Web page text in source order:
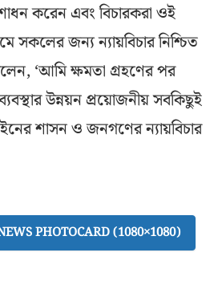
করেন এবং বিচারকরা ওই
সকলের জন্য ন্যায়বিচার নিশ্চিত
‘আমি ক্ষমতা গ্রহণের পর
উন্নয়ন প্রয়োজনীয় সবকিছুই
শাসন ও জনগণের ন্যায়বিচার
PHOTOCARD (1080×1080)